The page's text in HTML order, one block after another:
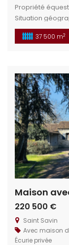
Propriété
Situation
Mayenne en
Loire, se37 500 m2
Maison
220 500 €
Saint Savin
Avec maison
Écurie privée